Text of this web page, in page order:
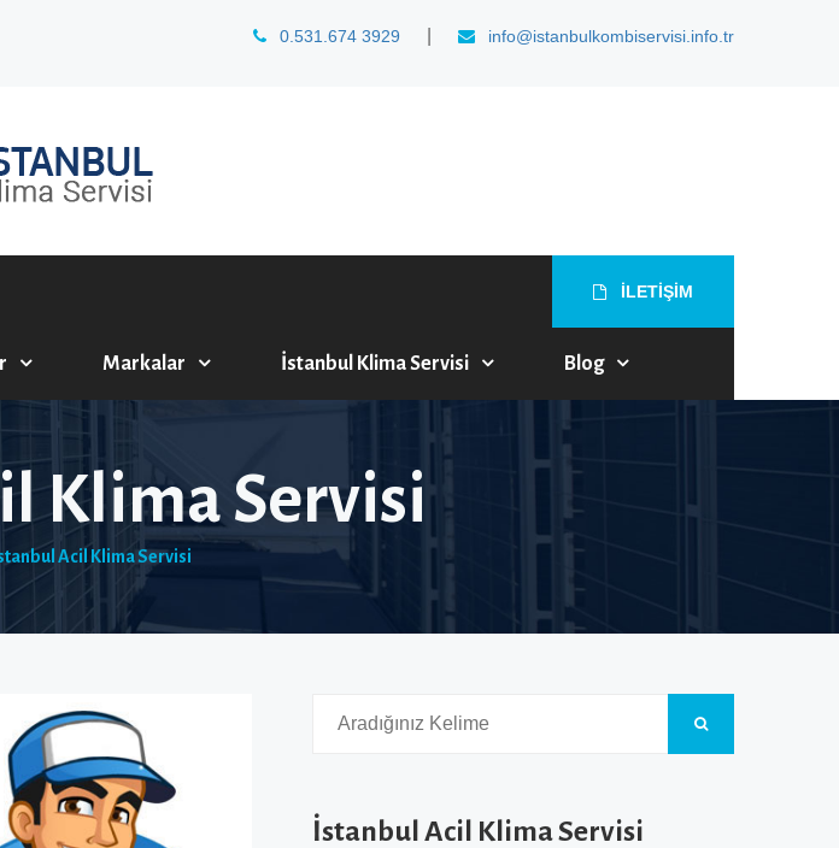
0.531.674 3929 info@istanbulkombiservisi.info.tr
İLETİŞİM
Markalar İstanbul Klima Servisi Blog
Klima Servisi
Acil Klima Servisi
İstanbul Acil Klima Servisi